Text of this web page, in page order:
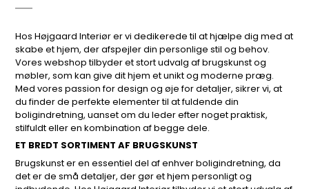
Hos Højgaard Interiør er vi dedikerede til at hjælpe dig med at
skabe et hjem, der afspejler din personlige stil og behov.
Vores webshop tilbyder et stort udvalg af brugskunst og
møbler, som kan give dit hjem et unikt og moderne præg.
Med vores passion for design og øje for detaljer, sikrer vi, at
du finder de perfekte elementer til at fuldende din
boligindretning, uanset om du leder efter noget praktisk,
stilfuldt eller en kombination af begge dele.
ET BREDT SORTIMENT AF BRUGSKUNST
Brugskunst er en essentiel del af enhver boligindretning, da
det er de små detaljer, der gør et hjem personligt og